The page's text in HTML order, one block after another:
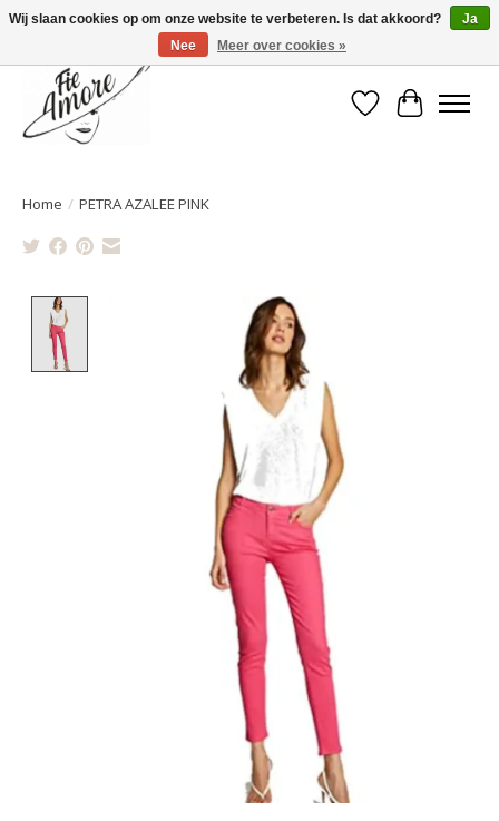
Verlanglijst
Home / PETRA AZALEE PINK
Product image slideshow Items
Wij slaan cookies op om onze website te verbeteren. Is dat akkoord?
Ja
Nee
Meer over cookies »